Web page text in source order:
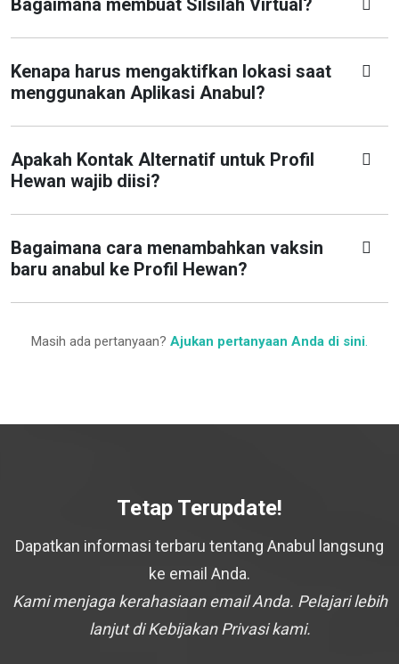
Bagaimana membuat Silsilah Virtual?
Kenapa harus mengaktifkan lokasi saat
menggunakan Aplikasi Anabul?
Apakah Kontak Alternatif untuk Profil
Hewan wajib diisi?
Bagaimana cara menambahkan vaksin
baru anabul ke Profil Hewan?
Masih ada pertanyaan? Ajukan pertanyaan Anda di sini.
Tetap Terupdate!
Dapatkan informasi terbaru tentang Anabul langsung
ke email Anda.
Kami menjaga kerahasiaan email Anda. Pelajari lebih
lanjut di Kebijakan Privasi kami.